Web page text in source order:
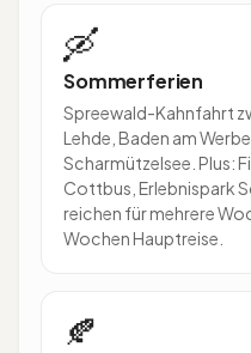
🛶
Sommerferien
Spreewald-Kahnfahrt
Lehde, Baden am
Scharmützelsee. Plus:
Cottbus, Erlebnispark
reichen für mehrere
Wochen Hauptreise.
🍂